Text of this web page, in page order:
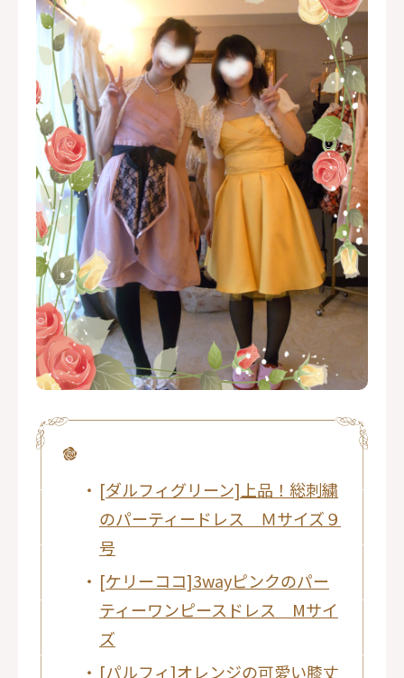
[ダルフィグリーン]上品！総刺繍
のパーティードレス Ｍサイズ９
号
[ケリーココ]3wayピンクのパー
ティーワンピースドレス Mサイ
ズ
[パルフィ]オレンジの可愛い膝丈